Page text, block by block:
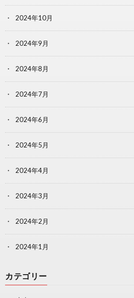
2024年10月
2024年9月
2024年8月
2024年7月
2024年6月
2024年5月
2024年4月
2024年3月
2024年2月
2024年1月
カテゴリー